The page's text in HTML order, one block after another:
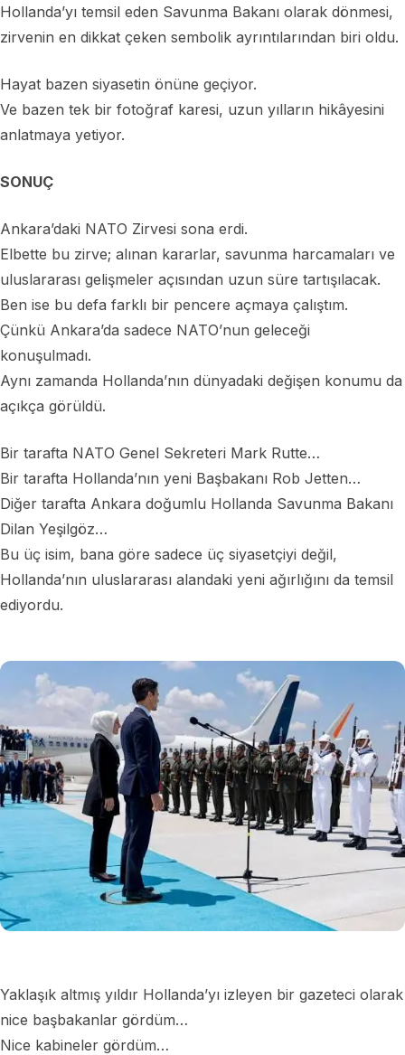
Hollanda’yı temsil eden Savunma Bakanı olarak dönmesi,
zirvenin en dikkat çeken sembolik ayrıntılarından biri oldu.
Hayat bazen siyasetin önüne geçiyor.
Ve bazen tek bir fotoğraf karesi, uzun yılların hikâyesini
anlatmaya yetiyor.
SONUÇ
Ankara’daki NATO Zirvesi sona erdi.
Elbette bu zirve; alınan kararlar, savunma harcamaları ve
uluslararası gelişmeler açısından uzun süre tartışılacak.
Ben ise bu defa farklı bir pencere açmaya çalıştım.
Çünkü Ankara’da sadece NATO’nun geleceği
konuşulmadı.
Aynı zamanda Hollanda’nın dünyadaki değişen konumu da
açıkça görüldü.
Bir tarafta NATO Genel Sekreteri Mark Rutte…
Bir tarafta Hollanda’nın yeni Başbakanı Rob Jetten…
Diğer tarafta Ankara doğumlu Hollanda Savunma Bakanı
Dilan Yeşilgöz…
Bu üç isim, bana göre sadece üç siyasetçiyi değil,
Hollanda’nın uluslararası alandaki yeni ağırlığını da temsil
ediyordu.
Yaklaşık altmış yıldır Hollanda’yı izleyen bir gazeteci olarak
nice başbakanlar gördüm…
Nice kabineler gördüm…